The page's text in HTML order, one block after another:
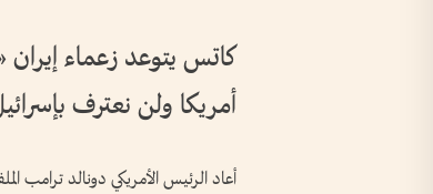
كاتس يتوعد زعماء
أمريكا ولن نعترف
أعاد الرئيس الأمريكي دونالد ترامب